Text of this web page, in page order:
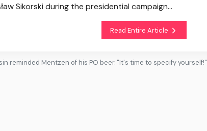
Sikorski during the presidential campaign...
Read Entire Article
reminded Mentzen of his PO beer. "It's time to specify yourself!"